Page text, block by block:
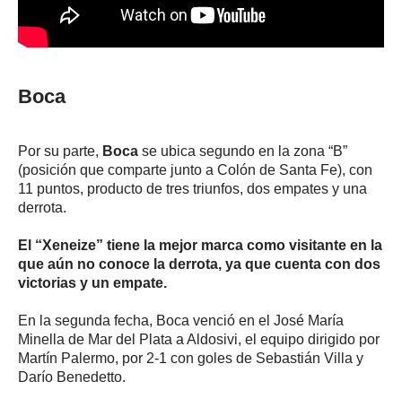
Boca
Por su parte, Boca se ubica segundo en la zona “B”
(posición que comparte junto a Colón de Santa Fe), con
11 puntos, producto de tres triunfos, dos empates y una
derrota.
El “Xeneize” tiene la mejor marca como visitante en la
que aún no conoce la derrota, ya que cuenta con dos
victorias y un empate.
En la segunda fecha, Boca venció en el José María
Minella de Mar del Plata a Aldosivi, el equipo dirigido por
Martín Palermo, por 2-1 con goles de Sebastián Villa y
Darío Benedetto.